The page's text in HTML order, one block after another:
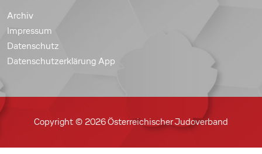
Archiv
Impressum
Datenschutz
Datenschutzerklärung App
Copyright © 2026 Österreichischer Judoverband